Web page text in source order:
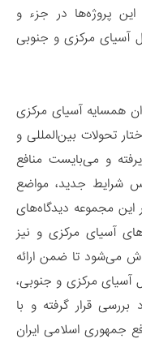
پروژه‌ها در جزء و
آسیای مرکزی و جنوبی
همسایه آسیای مرکزی
تحولات بین‌المللی و
و می‌بایست منافع
شرایط جدید، مواضع
این مجموعه دیدگاه‌های
آسیای مرکزی و نیز
می‌شود تا ضمن ارائه
آسیای مرکزی و جنوبی،
قرار گرفته و با
جمهوری اسلامی ایران